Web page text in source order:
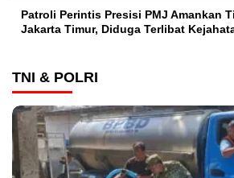
Patroli Perintis Presisi PMJ Amankan
Jakarta Timur, Diduga Terlibat
TNI & POLRI